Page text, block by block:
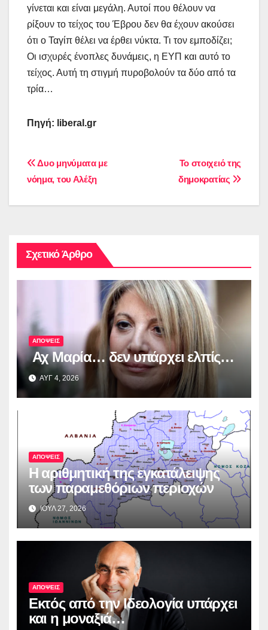
γίνεται και είναι μεγάλη. Αυτοί που θέλουν να
ρίξουν το τείχος του Έβρου δεν θα έχουν ακούσει
ότι ο Ταγίπ θέλει να έρθει νύκτα. Τι τον εμποδίζει;
Οι ισχυρές ένοπλες δυνάμεις, η ΕΥΠ και αυτό το
τείχος. Αυτή τη στιγμή πυροβολούν τα δύο από τα
τρία…
Πηγή: liberal.gr
Πλοήγηση
άρθρων
Το στοιχειό της
δημοκρατίας
Δυο μηνύματα με
νόημα, του Αλέξη
Σχετικό Άρθρο
ΑΠΟΨΕΙΣ
Αχ Μαρία… δεν υπάρχει ελπίς…
ΑΥΓ 4, 2026
ΑΠΟΨΕΙΣ
Η αριθμητική της εγκατάλειψης
των παραμεθόριων περιοχών
ΙΟΥΛ 27, 2026
ΑΠΟΨΕΙΣ
Εκτός από την Ιδεολογία υπάρχει
και η μοναξιά…